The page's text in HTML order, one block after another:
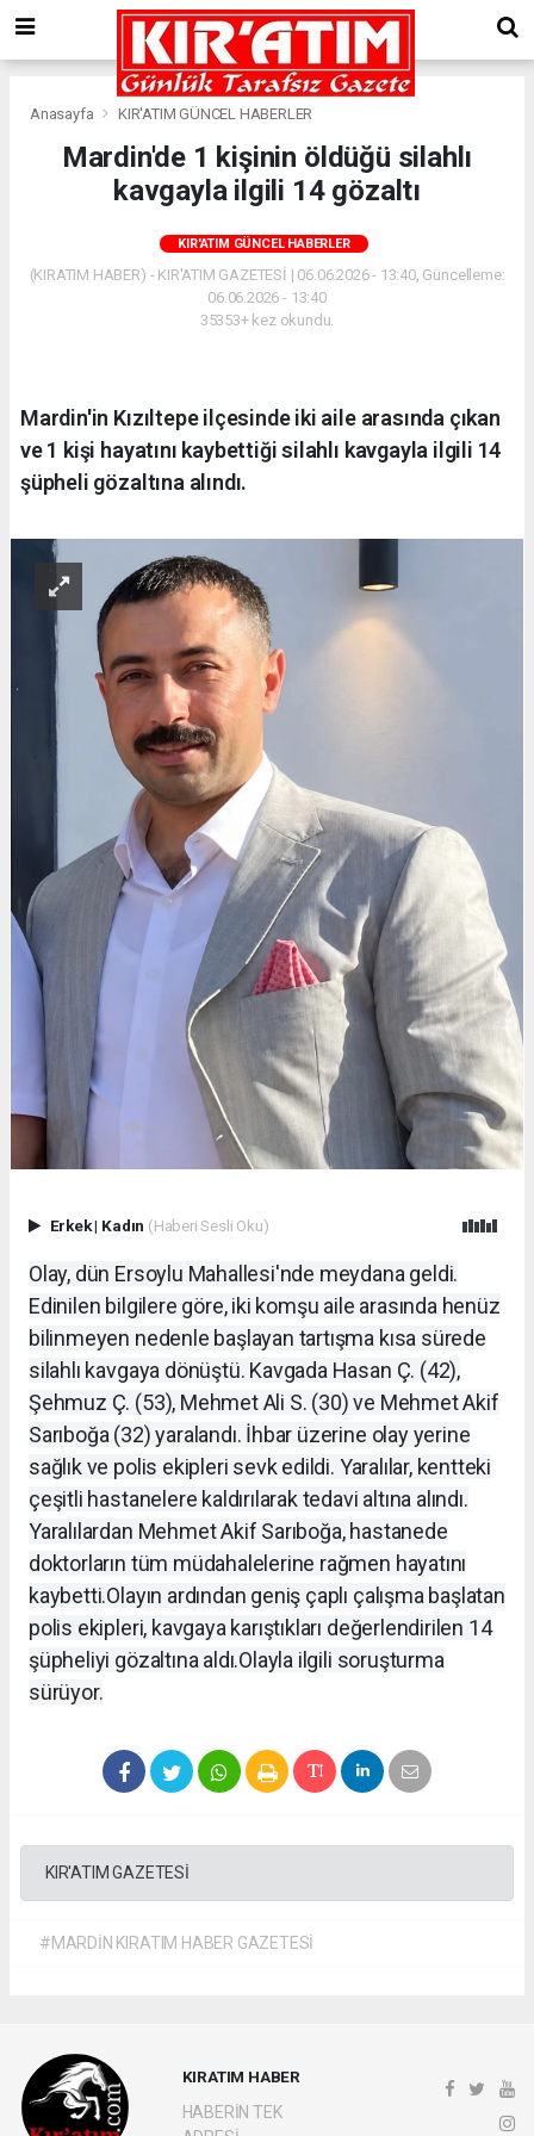
Anasayfa KIR'ATIM GÜNCEL HABERLER
Mardin'de 1 kişinin öldüğü silahlı
kavgayla ilgili 14 gözaltı
KIR'ATIM GÜNCEL HABERLER
(KIRATIM HABER) - KIR'ATIM GAZETESİ | 06.06.2026 - 13:40, Güncelleme:
06.06.2026 - 13:40
35353+ kez okundu.
Mardin'in Kızıltepe ilçesinde iki aile arasında çıkan
ve 1 kişi hayatını kaybettiği silahlı kavgayla ilgili 14
şüpheli gözaltına alındı.
Erkek| Kadın (Haberi Sesli Oku)
Olay, dün Ersoylu Mahallesi'nde meydana geldi.
Edinilen bilgilere göre, iki komşu aile arasında henüz
bilinmeyen nedenle başlayan tartışma kısa sürede
silahlı kavgaya dönüştü. Kavgada Hasan Ç. (42),
Şehmuz Ç. (53), Mehmet Ali S. (30) ve Mehmet Akif
Sarıboğa (32) yaralandı. İhbar üzerine olay yerine
sağlık ve polis ekipleri sevk edildi. Yaralılar, kentteki
çeşitli hastanelere kaldırılarak tedavi altına alındı.
Yaralılardan Mehmet Akif Sarıboğa, hastanede
doktorların tüm müdahalelerine rağmen hayatını
kaybetti.Olayın ardından geniş çaplı çalışma başlatan
polis ekipleri, kavgaya karıştıkları değerlendirilen 14
şüpheliyi gözaltına aldı.Olayla ilgili soruşturma
sürüyor.
KIR'ATIM GAZETESİ
#MARDİN KIRATIM HABER GAZETESİ
KIRATIM HABER
HABERİN TEK